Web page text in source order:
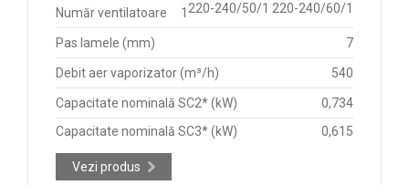
220-240/50/1 220-240/60/1
Număr ventilatoare 1
Pas lamele (mm) 7
Debit aer vaporizator (m³/h) 540
Capacitate nominală SC2* (kW)
0,734
Capacitate nominală SC3* (kW)
0,615
Vezi produs